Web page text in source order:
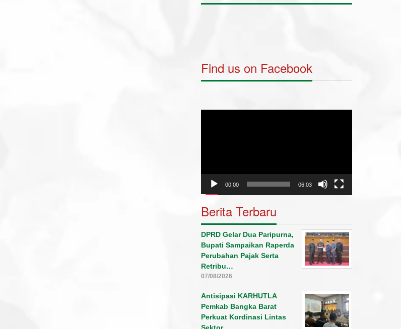
Find us on Facebook
00:00 06:03
Berita Terbaru
DPRD Gelar Dua Paripurna,
Bupati Sampaikan Raperda
Perubahan Pajak Serta
Retribu…
07/08/2026
Antisipasi KARHUTLA
Pemkab Bangka Barat
Perkuat Kordinasi Lintas